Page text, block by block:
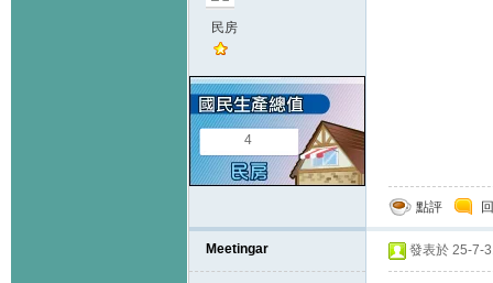
民房
4
點評
Meetingar 發表於 25-7-